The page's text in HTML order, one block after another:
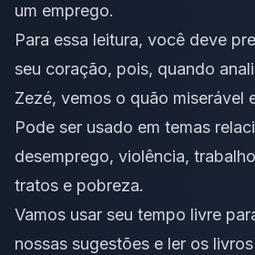
um emprego.
Para essa leitura, você deve
seu coração, pois, quando
Zezé, vemos o quão miserável
Pode ser usado em temas
desemprego, violência,
tratos e pobreza.
Vamos usar seu tempo livre
nossas sugestões e ler os